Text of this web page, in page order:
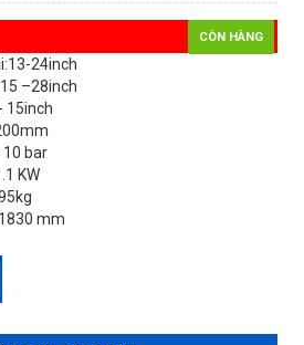
CÒN HÀNG
24inch
–28inch
15inch
10 bar
KW
mm